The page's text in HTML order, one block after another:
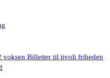
voksen Billetter til tivoli friheden